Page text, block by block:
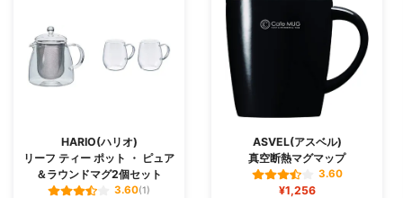
HARIO(ハリオ)
リーフ ティー ポット ・ ピュア
＆ラウンドマグ2個セット
3.60(1)
ASVEL(アスベル)
真空断熱マグマップ
3.60
¥1,256